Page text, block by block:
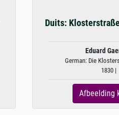
Duits:
Eduard
German: Die
1830 |
Afbeelding